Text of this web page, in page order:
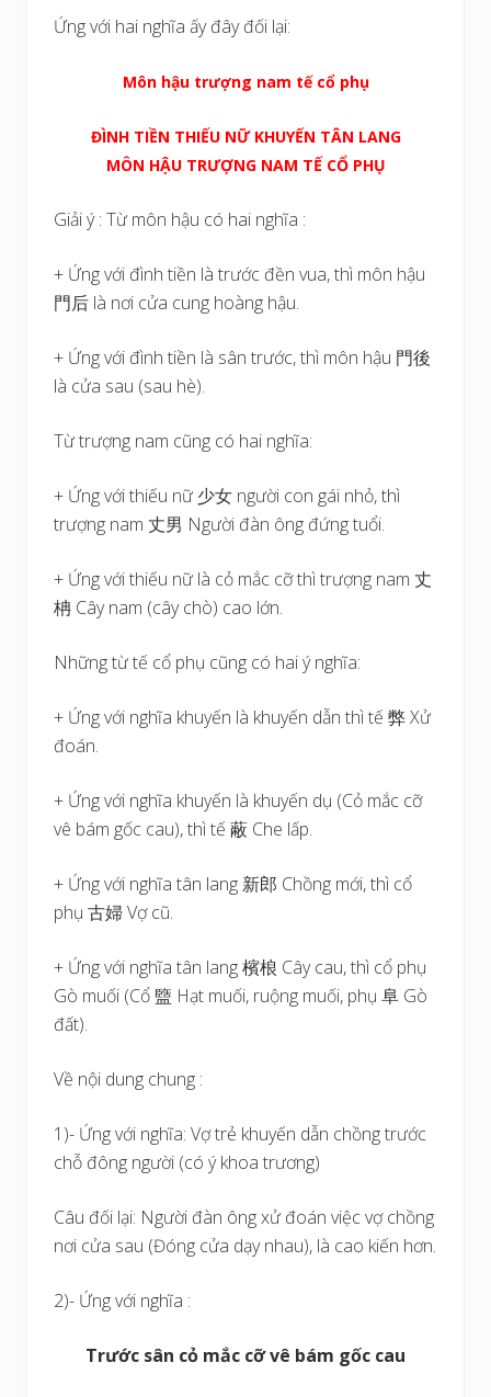
Ứng với hai nghĩa ấy đây đối lại:
Môn hậu trượng nam tế cổ phụ
ĐÌNH TIỀN THIẾU NỮ KHUYẾN TÂN LANG
MÔN HẬU TRƯỢNG NAM TẾ CỔ PHỤ
Giải ý : Từ môn hậu có hai nghĩa :
+ Ứng với đình tiền là trước đền vua, thì môn hậu
門后 là nơi cửa cung hoàng hậu.
+ Ứng với đình tiền là sân trước, thì môn hậu 門後
là cửa sau (sau hè).
Từ trượng nam cũng có hai nghĩa:
+ Ứng với thiếu nữ 少女 người con gái nhỏ, thì
trượng nam 丈男 Người đàn ông đứng tuổi.
+ Ứng với thiếu nữ là cỏ mắc cỡ thì trượng nam 丈
柟 Cây nam (cây chò) cao lớn.
Những từ tế cổ phụ cũng có hai ý nghĩa:
+ Ứng với nghĩa khuyến là khuyến dẫn thì tế 弊 Xử
đoán.
+ Ứng với nghĩa khuyến là khuyến dụ (Cỏ mắc cỡ
vê bám gốc cau), thì tế 蔽 Che lấp.
+ Ứng với nghĩa tân lang 新郎 Chồng mới, thì cổ
phụ 古婦 Vợ cũ.
+ Ứng với nghĩa tân lang 檳桹 Cây cau, thì cổ phụ
Gò muối (Cổ 盬 Hạt muối, ruộng muối, phụ 阜 Gò
đất).
Về nội dung chung :
1)- Ứng với nghĩa: Vợ trẻ khuyến dẫn chồng trước
chỗ đông người (có ý khoa trương)
Câu đối lại: Người đàn ông xử đoán việc vợ chồng
nơi cửa sau (Đóng cửa dạy nhau), là cao kiến hơn.
2)- Ứng với nghĩa :
Trước sân cỏ mắc cỡ vê bám gốc cau